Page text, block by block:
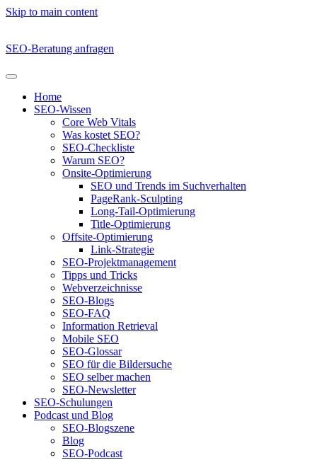
Skip to main content
SEO-Beratung anfragen
Home
SEO-Wissen
Core Web Vitals
Was kostet SEO?
SEO-Checkliste
Warum SEO?
Onsite-Optimierung
SEO und Trends im Suchverhalten
PageRank-Sculpting
Long-Tail-Optimierung
Title-Optimierung
Offsite-Optimierung
Link-Strategie
SEO-Projektmanagement
Tipps und Tricks
Webverzeichnisse
SEO-Blogs
SEO-FAQ
Information Retrieval
Mobile SEO
SEO-Glossar
SEO für die Bildersuche
SEO selber machen
SEO-Newsletter
SEO-Schulungen
Podcast und Blog
SEO-Blogszene
Blog
SEO-Podcast